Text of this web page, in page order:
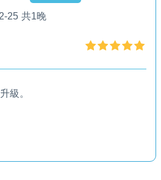
25 共1晚
級。